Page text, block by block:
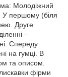
Молодіжний
У першому (біля
Друге
–
Спереду
на гумці. В
та описом.
фірми